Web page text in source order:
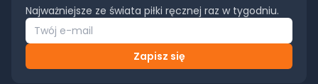
Najważniejsze ze świata piłki ręcznej raz w tygodniu.
Zapisz się